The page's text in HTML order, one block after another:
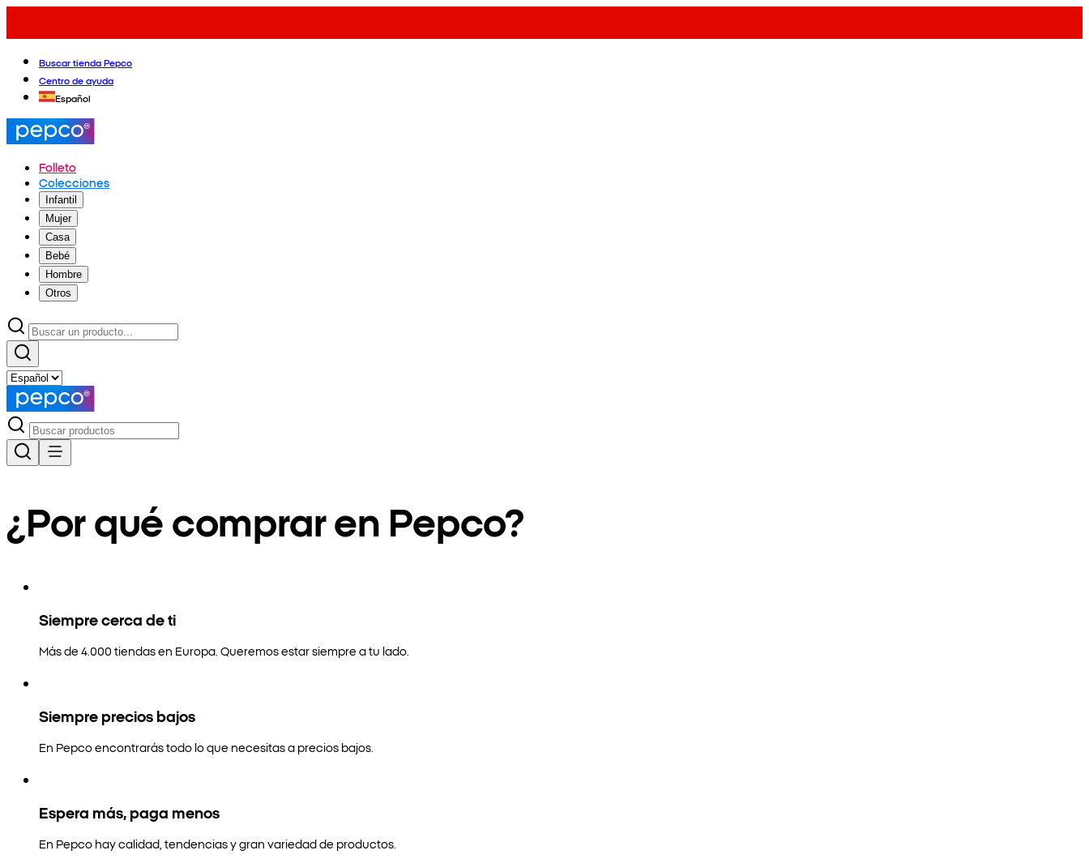
Buscar tienda Pepco
Centro de ayuda
Español
Folleto
Colecciones
Infantil
Mujer
Casa
Bebé
Hombre
Otros
¿Por qué comprar en Pepco?
Siempre cerca de ti
Más de 4.000 tiendas en Europa. Queremos estar siempre a tu lado.
Siempre precios bajos
En Pepco encontrarás todo lo que necesitas a precios bajos.
Espera más, paga menos
En Pepco hay calidad, tendencias y gran variedad de productos.